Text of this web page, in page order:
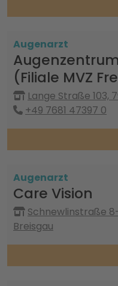
Augenarzt
(Filiale MVZ
Lange Straße 103,
+49 7681 47397 0
Augenarzt
Care Vision
Schnewlinstraße
Breisgau